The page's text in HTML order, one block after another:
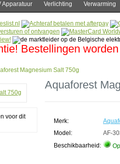
Apparatuur Verlichting Verwarming
Bestellingen
Magnesium Salt 750g
voor dit
Aquaforest
Merk:
Model:
AF-
Beschikbaarheid: